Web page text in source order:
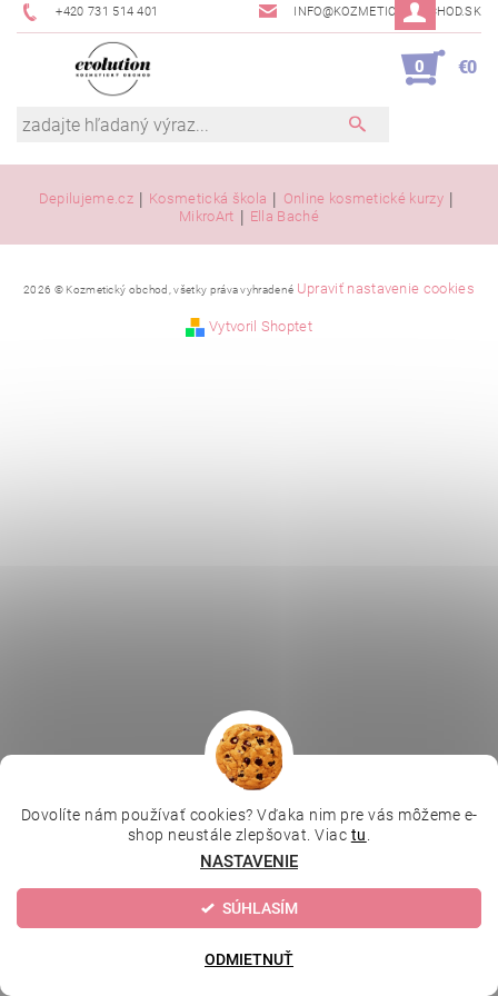
+420 731 514 401 INFO@KOZMETICKYOBCHOD.SK
0 €0
Depilujeme.cz | Kosmetická škola | Online kosmetické kurzy |
MikroArt | Ella Baché
2026 © Kozmetický obchod, všetky práva vyhradené Upraviť nastavenie cookies
Vytvoril Shoptet
Dovolíte nám používať cookies? Vďaka nim pre vás môžeme e-
shop neustále zlepšovat. Viac tu
NASTAVENIE
ODMIETNUŤ
SÚHLASÍM